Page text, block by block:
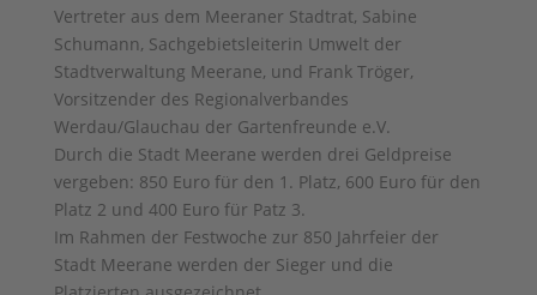
Vertreter aus dem Meeraner Stadtrat, Sabine
Schumann, Sachgebietsleiterin Umwelt der
Stadtverwaltung Meerane, und Frank Tröger,
Vorsitzender des Regionalverbandes
Werdau/Glauchau der Gartenfreunde e.V.
Durch die Stadt Meerane werden drei Geldpreise
vergeben: 850 Euro für den 1. Platz, 600 Euro für den
Platz 2 und 400 Euro für Patz 3.
Im Rahmen der Festwoche zur 850 Jahrfeier der
Stadt Meerane werden der Sieger und die